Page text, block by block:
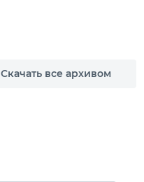
Скачать все архивом